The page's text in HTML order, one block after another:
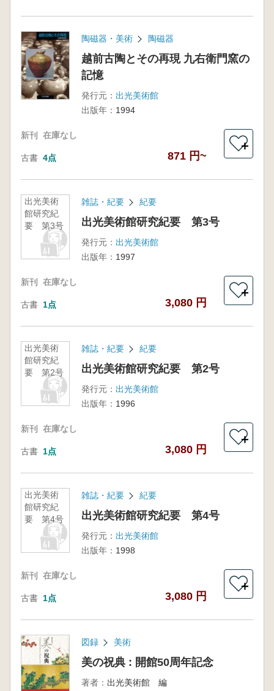
陶磁器・美術 陶磁器
越前古陶とその再現 九右衛門窯の
記憶
発行元： 出光美術館
出版年： 1994
新刊 在庫なし
古書 4点 871 円~
＋
出光美術
館研究紀
要 第3号
雑誌・紀要 紀要
出光美術館研究紀要 第3号
発行元： 出光美術館
出版年： 1997
新刊 在庫なし
古書 1点 3,080 円
＋
出光美術
館研究紀
要 第2号
雑誌・紀要 紀要
出光美術館研究紀要 第2号
発行元： 出光美術館
出版年： 1996
新刊 在庫なし
古書 1点 3,080 円
＋
出光美術
館研究紀
要 第4号
雑誌・紀要 紀要
出光美術館研究紀要 第4号
発行元： 出光美術館
出版年： 1998
新刊 在庫なし
古書 1点 3,080 円
＋
図録 美術
美の祝典 : 開館50周年記念
著者： 出光美術館 編